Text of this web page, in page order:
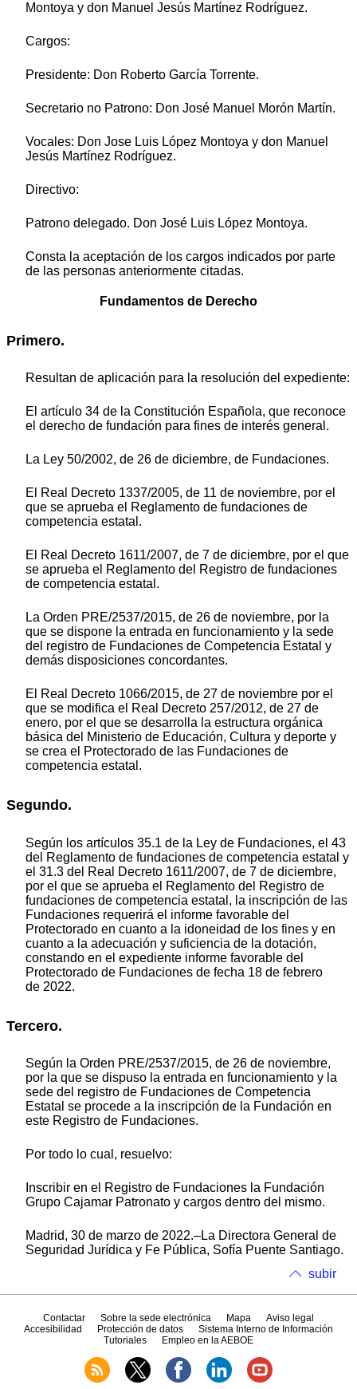
Montoya y don Manuel Jesús Martínez Rodríguez.
Cargos:
Presidente: Don Roberto García Torrente.
Secretario no Patrono: Don José Manuel Morón Martín.
Vocales: Don Jose Luis López Montoya y don Manuel
Jesús Martínez Rodríguez.
Directivo:
Patrono delegado. Don José Luis López Montoya.
Consta la aceptación de los cargos indicados por parte
de las personas anteriormente citadas.
Fundamentos de Derecho
Primero.
Resultan de aplicación para la resolución del expediente:
El artículo 34 de la Constitución Española, que reconoce
el derecho de fundación para fines de interés general.
La Ley 50/2002, de 26 de diciembre, de Fundaciones.
El Real Decreto 1337/2005, de 11 de noviembre, por el
que se aprueba el Reglamento de fundaciones de
competencia estatal.
El Real Decreto 1611/2007, de 7 de diciembre, por el que
se aprueba el Reglamento del Registro de fundaciones
de competencia estatal.
La Orden PRE/2537/2015, de 26 de noviembre, por la
que se dispone la entrada en funcionamiento y la sede
del registro de Fundaciones de Competencia Estatal y
demás disposiciones concordantes.
El Real Decreto 1066/2015, de 27 de noviembre por el
que se modifica el Real Decreto 257/2012, de 27 de
enero, por el que se desarrolla la estructura orgánica
básica del Ministerio de Educación, Cultura y deporte y
se crea el Protectorado de las Fundaciones de
competencia estatal.
Segundo.
Según los artículos 35.1 de la Ley de Fundaciones, el 43
del Reglamento de fundaciones de competencia estatal y
el 31.3 del Real Decreto 1611/2007, de 7 de diciembre,
por el que se aprueba el Reglamento del Registro de
fundaciones de competencia estatal, la inscripción de las
Fundaciones requerirá el informe favorable del
Protectorado en cuanto a la idoneidad de los fines y en
cuanto a la adecuación y suficiencia de la dotación,
constando en el expediente informe favorable del
Protectorado de Fundaciones de fecha 18 de febrero
de 2022.
Tercero.
Según la Orden PRE/2537/2015, de 26 de noviembre,
por la que se dispuso la entrada en funcionamiento y la
sede del registro de Fundaciones de Competencia
Estatal se procede a la inscripción de la Fundación en
este Registro de Fundaciones.
Por todo lo cual, resuelvo:
Inscribir en el Registro de Fundaciones la Fundación
Grupo Cajamar Patronato y cargos dentro del mismo.
Madrid, 30 de marzo de 2022.–La Directora General de
Seguridad Jurídica y Fe Pública, Sofía Puente Santiago.
subir
Contactar Sobre la sede electrónica Mapa
Aviso legal
Accesibilidad
Protección de datos
Sistema Interno de Información
Tutoriales
Empleo en la AEBOE